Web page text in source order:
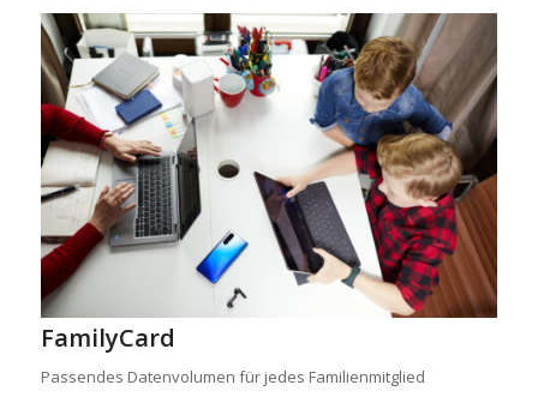
FamilyCard
Passendes Datenvolumen für jedes Familienmitglied